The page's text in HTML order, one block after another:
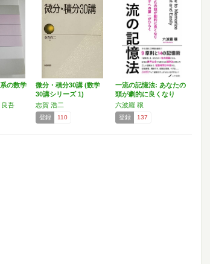
の数学
良吾
微分・積分30講 (数学
30講シリーズ 1)
志賀 浩二
登録 110
一流の記憶法: あなたの
頭が劇的に良くなり
「…
六波羅 穣
登録 137